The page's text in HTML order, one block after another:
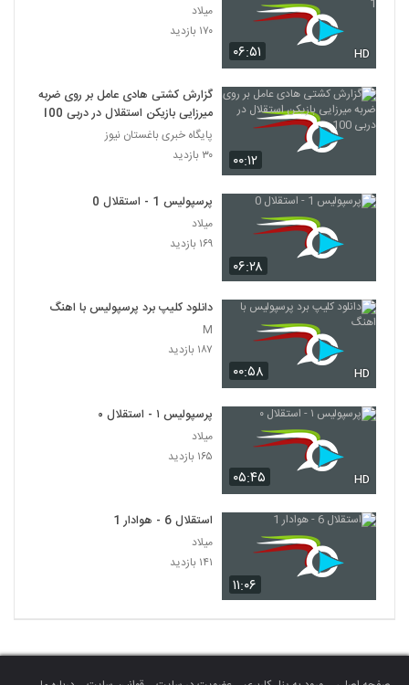
۰۶:۵۱ HD
میلاد
۱۷۰ بازدید
۰۰:۱۲
گزارش کشتی هادی عامل بر روی ضربه
میرزایی بازیکن استقلال در دربی 100
پایگاه خبری باغستان نیوز
۳۰ بازدید
۰۶:۲۸
پرسپولیس 1 - استقلال 0
میلاد
۱۶۹ بازدید
۰۰:۵۸ HD
دانلود کلیپ برد پرسپولیس با اهنگ
M
۱۸۷ بازدید
۰۵:۴۵ HD
پرسپولیس ۱ - استقلال ۰
میلاد
۱۶۵ بازدید
۱۱:۰۶
استقلال 6 - هوادار 1
میلاد
۱۴۱ بازدید